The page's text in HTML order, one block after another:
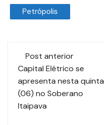
Petrópolis
Post anterior
Capital Elétrico se
apresenta nesta quinta
(06) no Soberano
Itaipava